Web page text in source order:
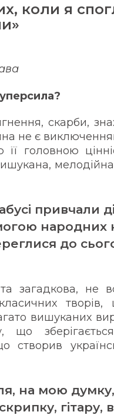
коли я
скарби,
не є
головною
привчали
народних
до
загадкова, не
вишуканих
що
створив
на мою
гітару,